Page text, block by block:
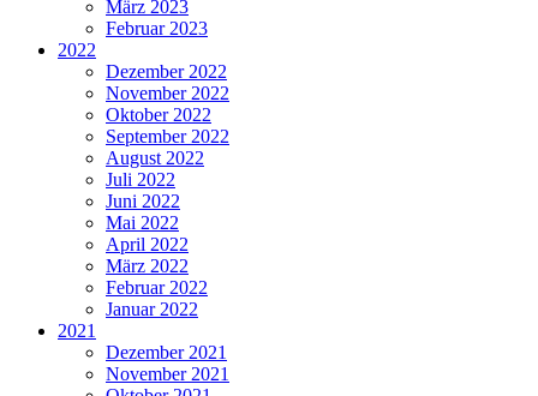
März 2023
Februar 2023
2022
Dezember 2022
November 2022
Oktober 2022
September 2022
August 2022
Juli 2022
Juni 2022
Mai 2022
April 2022
März 2022
Februar 2022
Januar 2022
2021
Dezember 2021
November 2021